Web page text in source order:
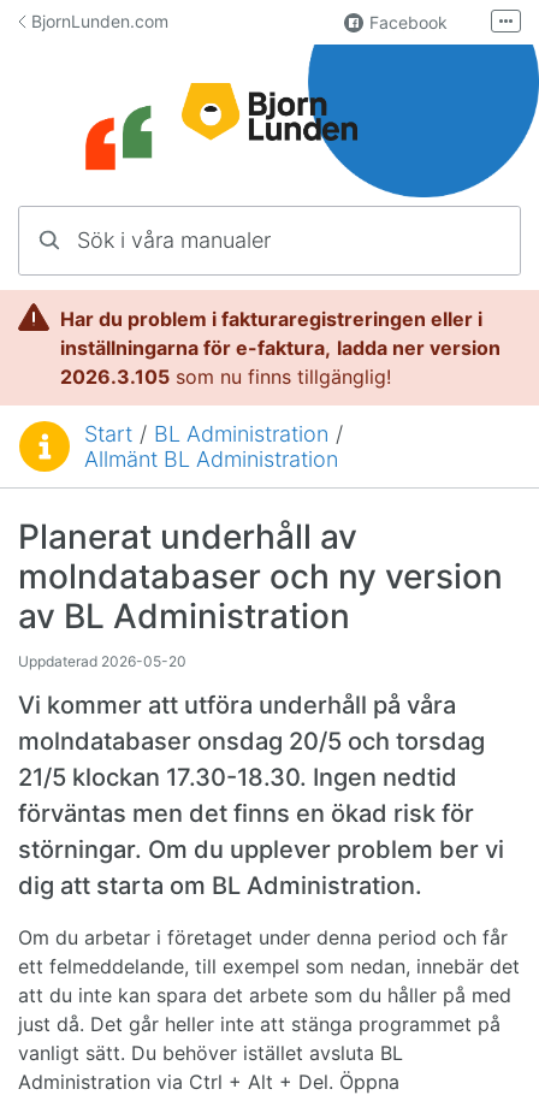
Hoppa till innehåll
BjornLunden.com Facebook
Användargrupp
Kontakta oss
Fler
Har du problem i fakturaregistreringen eller i
inställningarna för e-faktura, ladda ner version
2026.3.105 som nu finns tillgänglig!
Du är här:
Start / BL Administration /
Allmänt BL Administration
Planerat underhåll av
molndatabaser och ny version
av BL Administration
Uppdaterad 2026-05-20
Vi kommer att utföra underhåll på våra
molndatabaser onsdag 20/5 och torsdag
21/5 klockan 17.30-18.30. Ingen nedtid
förväntas men det finns en ökad risk för
störningar. Om du upplever problem ber vi
dig att starta om BL Administration.
Om du arbetar i företaget under denna period och får
ett felmeddelande, till exempel som nedan, innebär det
att du inte kan spara det arbete som du håller på med
just då. Det går heller inte att stänga programmet på
vanligt sätt. Du behöver istället avsluta BL
Administration via Ctrl + Alt + Del. Öppna